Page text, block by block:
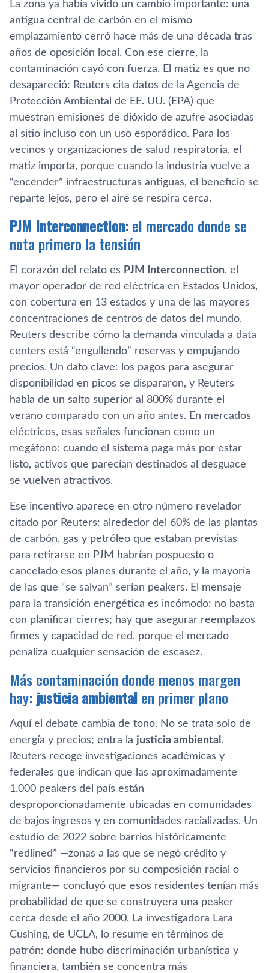
La zona ya había vivido un cambio importante: una
antigua central de carbón en el mismo
emplazamiento cerró hace más de una década tras
años de oposición local. Con ese cierre, la
contaminación cayó con fuerza. El matiz es que no
desapareció: Reuters cita datos de la Agencia de
Protección Ambiental de EE. UU. (EPA) que
muestran emisiones de dióxido de azufre asociadas
al sitio incluso con un uso esporádico. Para los
vecinos y organizaciones de salud respiratoria, el
matiz importa, porque cuando la industria vuelve a
“encender” infraestructuras antiguas, el beneficio se
reparte lejos, pero el aire se respira cerca.
PJM Interconnection: el mercado donde se
nota primero la tensión
El corazón del relato es PJM Interconnection, el
mayor operador de red eléctrica en Estados Unidos,
con cobertura en 13 estados y una de las mayores
concentraciones de centros de datos del mundo.
Reuters describe cómo la demanda vinculada a data
centers está “engullendo” reservas y empujando
precios. Un dato clave: los pagos para asegurar
disponibilidad en picos se dispararon, y Reuters
habla de un salto superior al 800% durante el
verano comparado con un año antes. En mercados
eléctricos, esas señales funcionan como un
megáfono: cuando el sistema paga más por estar
listo, activos que parecían destinados al desguace
se vuelven atractivos.
Ese incentivo aparece en otro número revelador
citado por Reuters: alrededor del 60% de las plantas
de carbón, gas y petróleo que estaban previstas
para retirarse en PJM habrían pospuesto o
cancelado esos planes durante el año, y la mayoría
de las que “se salvan” serían peakers. El mensaje
para la transición energética es incómodo: no basta
con planificar cierres; hay que asegurar reemplazos
firmes y capacidad de red, porque el mercado
penaliza cualquier sensación de escasez.
Más contaminación donde menos margen
hay: justicia ambientalen primer plano
Aquí el debate cambia de tono. No se trata solo de
energía y precios; entra la justicia ambiental .
Reuters recoge investigaciones académicas y
federales que indican que las aproximadamente
1.000 peakers del país están
desproporcionadamente ubicadas en comunidades
de bajos ingresos y en comunidades racializadas. Un
estudio de 2022 sobre barrios históricamente
“redlined” —zonas a las que se negó crédito y
servicios financieros por su composición racial o
migrante— concluyó que esos residentes tenían más
probabilidad de que se construyera una peaker
cerca desde el año 2000. La investigadora Lara
Cushing, de UCLA, lo resume en términos de
patrón: donde hubo discriminación urbanística y
financiera, también se concentra más